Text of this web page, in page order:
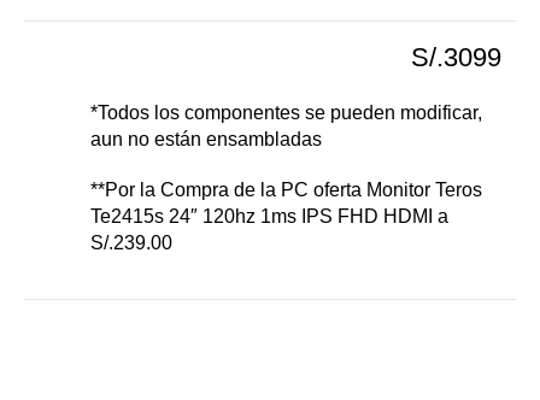
S/.3099
*Todos los componentes se pueden modificar,
aun no están ensambladas
**Por la Compra de la PC oferta Monitor Teros
Te2415s 24″ 120hz 1ms IPS FHD HDMI a
S/.239.00